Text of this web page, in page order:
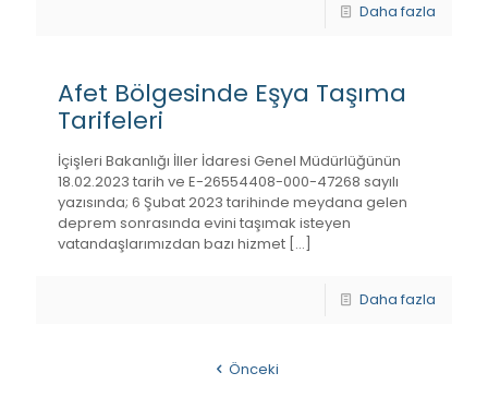
Daha fazla
Afet Bölgesinde Eşya Taşıma
Tarifeleri
İçişleri Bakanlığı İller İdaresi Genel Müdürlüğünün
18.02.2023 tarih ve E-26554408-000-47268 sayılı
yazısında; 6 Şubat 2023 tarihinde meydana gelen
deprem sonrasında evini taşımak isteyen
vatandaşlarımızdan bazı hizmet […]
Daha fazla
Önceki